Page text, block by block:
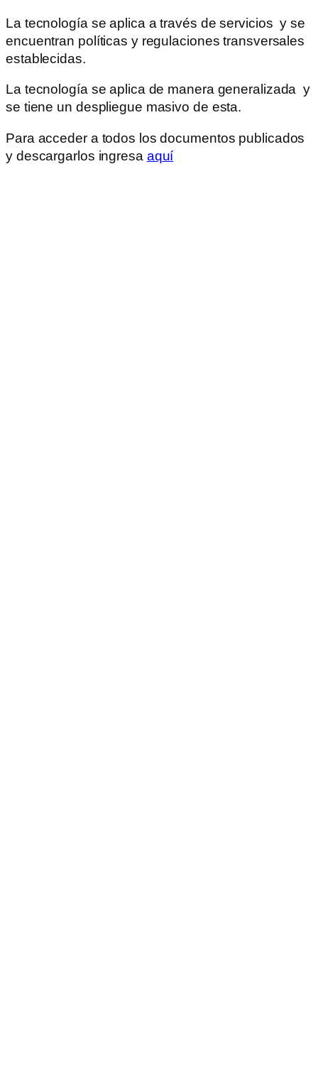
La tecnología se aplica a través de servicios y se
encuentran políticas y regulaciones transversales
establecidas.
La tecnología se aplica de manera generalizada y
se tiene un despliegue masivo de esta.
Para acceder a todos los documentos publicados
y descargarlos ingresa aquí